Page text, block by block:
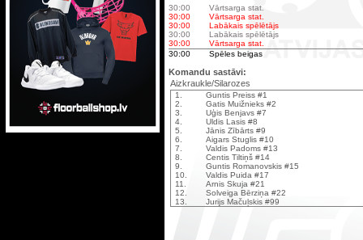
30:00
Vārtsarga stat.
30:00
Vārtsarga stat.
30:00
Labākais spēlētājs
30:00
Labākais spēlētājs
30:00
Vārtsarga stat.
30:00
Spēles beigas
Komandu sastāvi:
Aizkraukle/Silarozes
1.
Guntis Preiss #1
2.
Gatis Muižnieks #2
3.
Uģis Benjavs #7
4.
Uldis Lasis #8
5.
Jānis Zībārts #9
6.
Aigars Stuglis #10
7.
Valdis Padoms #13
8.
Centis Tiltiņš #14
9.
Guntis Romanovskis #15
10.
Valdis Puida #17
11.
Arnis Skuja #21
12.
Solveiga Bērziņa #22
13.
Jurijs Mačuļskis #99